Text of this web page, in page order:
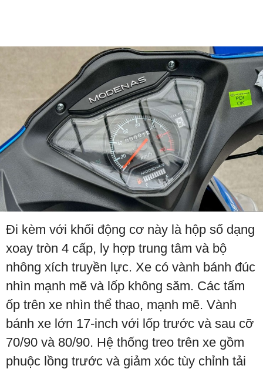
Đi kèm với khối động cơ này là hộp số dạng
xoay tròn 4 cấp, ly hợp trung tâm và bộ
nhông xích truyền lực. Xe có vành bánh đúc
nhìn mạnh mẽ và lốp không săm. Các tấm
ốp trên xe nhìn thể thao, mạnh mẽ. Vành
bánh xe lớn 17-inch với lốp trước và sau cỡ
70/90 và 80/90. Hệ thống treo trên xe gồm
phuộc lồng trước và giảm xóc tùy chỉnh tải